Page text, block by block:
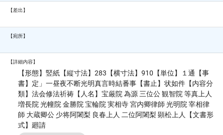
【差出】
【宛所】
【詳細内容】
【形態】竪紙【縦寸法】283【横寸法】910【単位】１通【事
書】定」一昼夜不断光明真言時結番事【書止】状如件【内容分
類】法会修法祈祷【人名】宝厳院 為源 三位公 観智院 等真上人
増長院 光幢院 金勝院 宝輪院 実相寺 宮内卿律師 光明院 宰相律
師 大蔵卿公 少将阿闍梨 良春上人 二位阿闍梨 顕松上人【文書形
式】廻請